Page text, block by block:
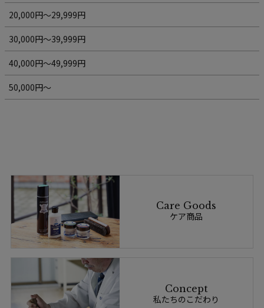
20,000円～29,999円
30,000円～39,999円
40,000円～49,999円
50,000円～
Care Goods
ケア商品
Concept
私たちのこだわり